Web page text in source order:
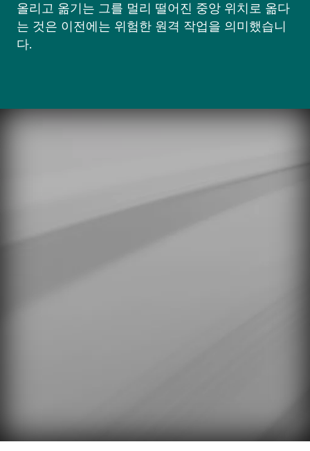
올리고 옮기는 그를 멀리 떨어진 중앙 위치로 옮다
는 것은 이전에는 위험한 원격 작업을 의미했습니
다.